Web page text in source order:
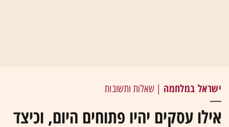
ישראל במלחמה | שאלות ותשובות
אילו עסקים יהיו פתוחים היום, וכיצד